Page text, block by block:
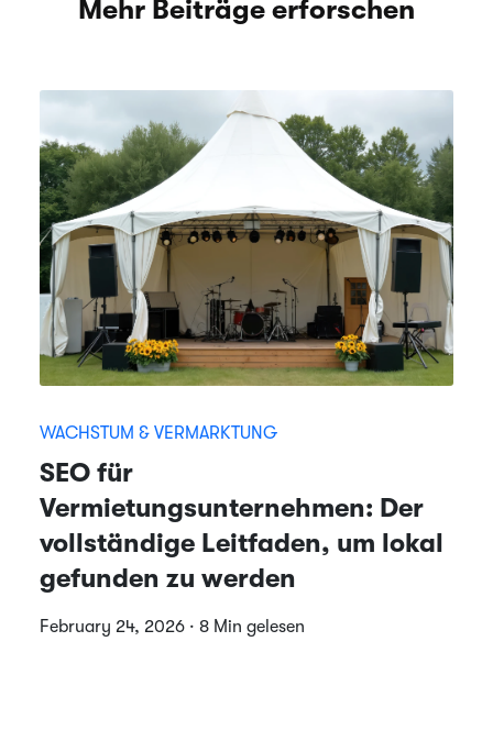
Mehr Beiträge erforschen
WACHSTUM & VERMARKTUNG
SEO für
Vermietungsunternehmen: Der
vollständige Leitfaden, um lokal
gefunden zu werden
February 24, 2026 · 8 Min gelesen